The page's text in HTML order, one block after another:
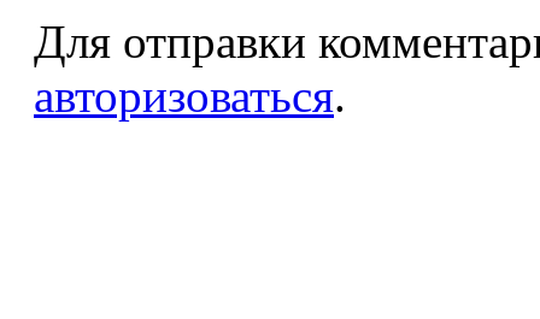
Для отправки
авторизоваться.